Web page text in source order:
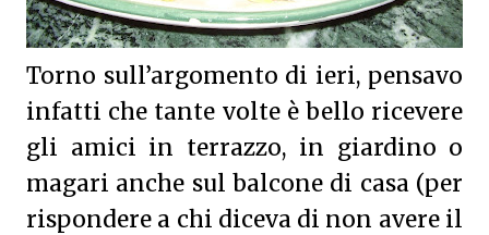
Torno sull’argomento di ieri, pensavo
infatti che tante volte è bello ricevere
gli amici in terrazzo, in giardino o
magari anche sul balcone di casa (per
rispondere a chi diceva di non avere il